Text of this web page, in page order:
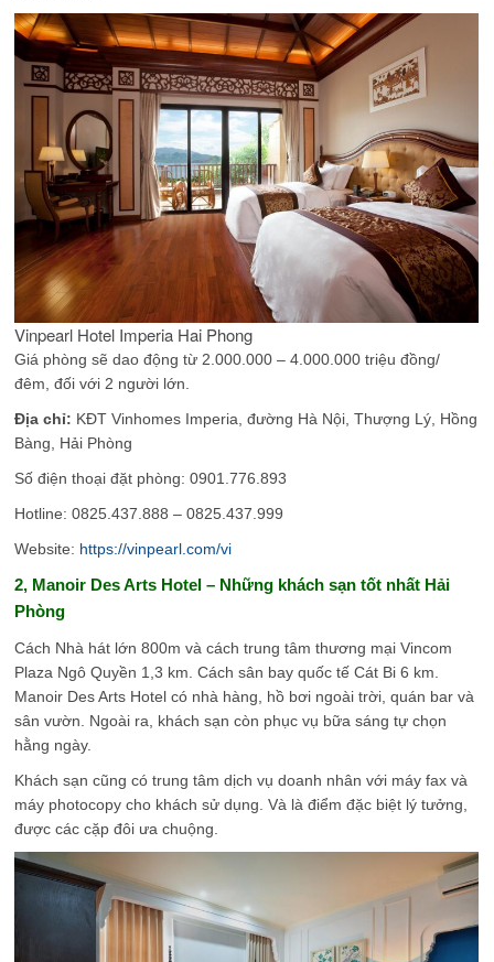
Vinpearl Hotel Imperia Hai Phong
Giá phòng sẽ dao động từ 2.000.000 – 4.000.000 triệu đồng/
đêm, đối với 2 người lớn.
Địa chỉ: KĐT Vinhomes Imperia, đường Hà Nội, Thượng Lý, Hồng
Bàng, Hải Phòng
Số điện thoại đặt phòng: 0901.776.893
Hotline: 0825.437.888 – 0825.437.999
Website: https://vinpearl.com/vi
2, Manoir Des Arts Hotel – Những khách sạn tốt nhất Hải
Phòng
Cách Nhà hát lớn 800m và cách trung tâm thương mại Vincom
Plaza Ngô Quyền 1,3 km. Cách sân bay quốc tế Cát Bi 6 km.
Manoir Des Arts Hotel có nhà hàng, hồ bơi ngoài trời, quán bar và
sân vườn. Ngoài ra, khách sạn còn phục vụ bữa sáng tự chọn
hằng ngày.
Khách sạn cũng có trung tâm dịch vụ doanh nhân với máy fax và
máy photocopy cho khách sử dụng. Và là điểm đặc biệt lý tưởng,
được các cặp đôi ưa chuộng.